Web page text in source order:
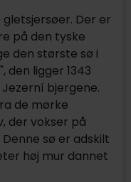
Der er
på den tyske
den største sø i
den ligger 1343
bjergene.
de mørke
der vokser på
sø er adskilt
høj mur dannet